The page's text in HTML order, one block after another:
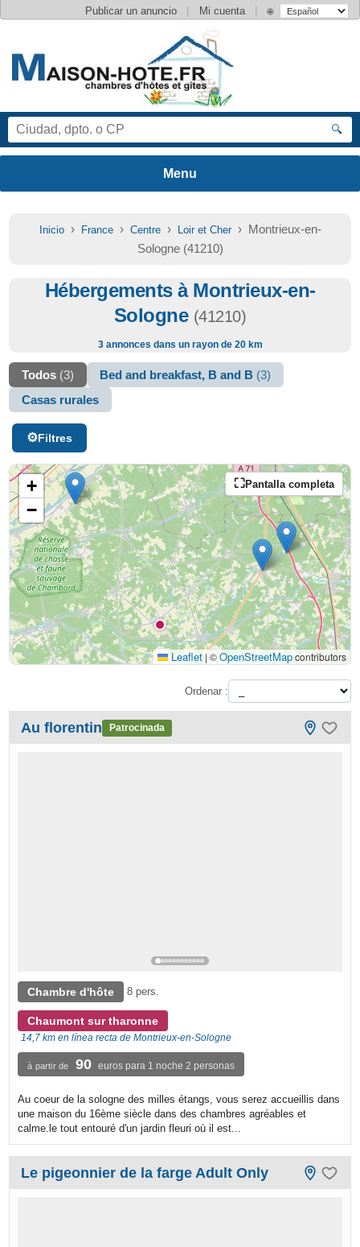
Publicar un anuncio | Mi cuenta | 🌐
🔍
Inicio› France› Centre› Loir et Cher› Montrieux-en-
Sologne (41210)
Hébergements à Montrieux-en-
Sologne (41210)
3 annonces dans un rayon de 20 km
Todos (3) Bed and breakfast, B and B (3)
Casas rurales
Filtres
Pantalla completa
+
−
Leaflet | ©OpenStreetMapcontributors
Ordenar :
Au florentin Patrocinada
Chambre d'hôte 8 pers.
Chaumont sur tharonne
14,7 km en línea recta de Montrieux-en-Sologne
à partir de 90 euros para 1 noche 2 personas
Au coeur de la sologne des milles étangs, vous serez accueillis dans
une maison du 16ème siècle dans des chambres agréables et
calme.le tout entouré d'un jardin fleuri où il est...
Le pigeonnier de la farge Adult Only